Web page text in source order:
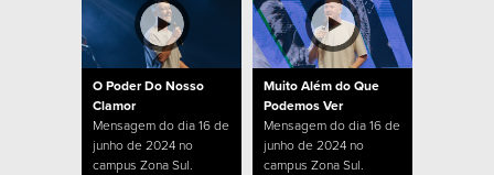
O Poder Do Nosso
Clamor
Mensagem do dia 16 de
junho de 2024 no
campus Zona Sul.
Muito Além do Que
Podemos Ver
Mensagem do dia 16 de
junho de 2024 no
campus Zona Sul.